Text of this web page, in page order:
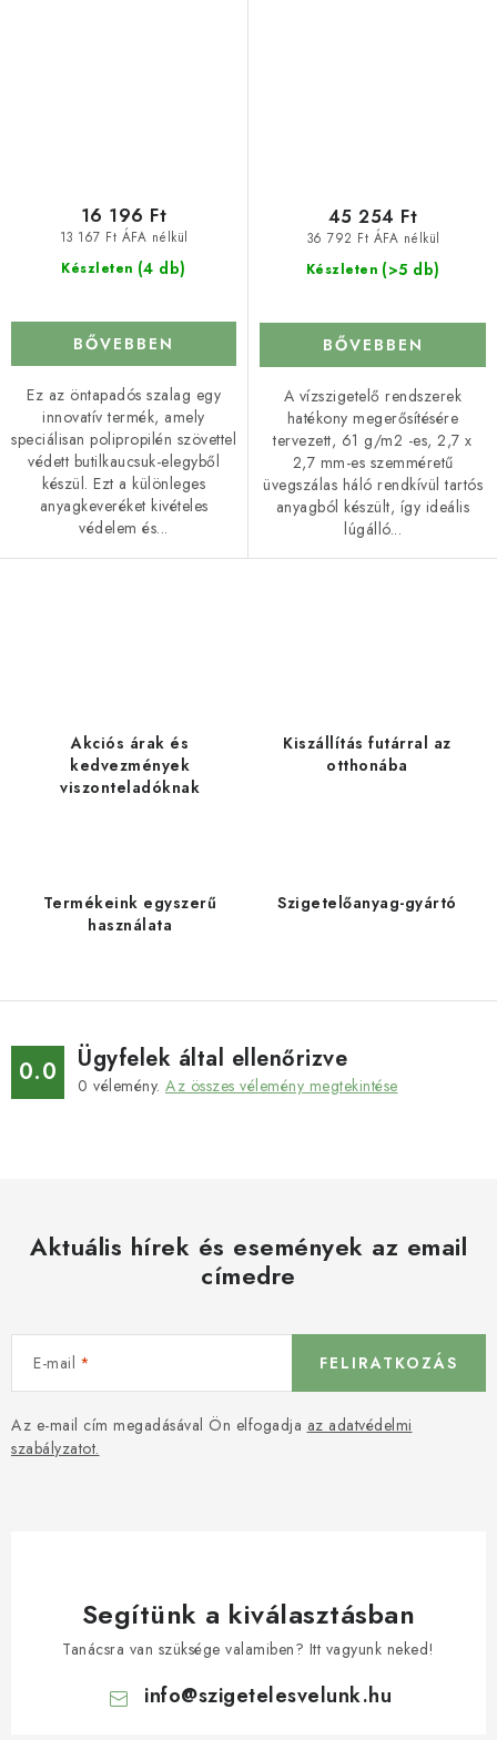
Készleten (4 db)
13 167 Ft ÁFA nélkül
16 196 Ft
BŐVEBBEN
Ez az öntapadós szalag egy
innovatív termék, amely
speciálisan polipropilén szövettel
védett butilkaucsuk-elegyből
készül. Ezt a különleges
anyagkeveréket kivételes
védelem és...
Készleten (>5 db)
36 792 Ft ÁFA nélkül
45 254 Ft
BŐVEBBEN
A vízszigetelő rendszerek
hatékony megerősítésére
tervezett, 61 g/m2 -es, 2,7 x
2,7 mm-es szemméretű
üvegszálas háló rendkívül tartós
anyagból készült, így ideális
lúgálló...
s
l
e
Akciós árak és
kedvezmények
viszonteladóknak
Kiszállítás futárral az
otthonába
Termékeink egyszerű
használata
Szigetelőanyag-gyártó
0.0 Ügyfelek által ellenőrizve
0 vélemény. Az összes vélemény megtekintése
Aktuális hírek és események az email
címedre
E-mail
Az e-mail cím megadásával Ön elfogadja az adatvédelmi
szabályzatot.
FELIRATKOZÁS
Segítünk a kiválasztásban
Tanácsra van szüksége valamiben? Itt vagyunk neked!
info@szigetelesvelunk.hu